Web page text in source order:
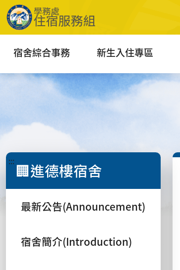
宿舍綜合事務 新生入住專區
::: 🏢進德樓宿舍
最新公告(Announcement)
宿舍簡介(Introduction)